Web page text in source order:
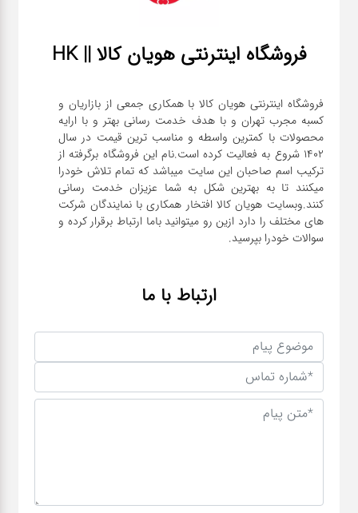
فروشگاه اینترنتی هویان کالا || HK
فروشگاه اینترنتی هویان کالا با همکاری جمعی از بازاریان و
کسبه مجرب تهران و با هدف خدمت رسانی بهتر و با ارایه
محصولات با کمترین واسطه و مناسب ترین قیمت در سال
1402 شروع به فعالیت کرده است.نام این فروشگاه برگرفته از
ترکیب اسم صاحبان این سایت میباشد که تمام تلاش خودرا
میکنند تا به بهترین شکل به شما عزیزان خدمت رسانی
کنند.وبسایت هویان کالا افتخار همکاری با نمایندگان شرکت
های مختلف را دارد ازین رو میتوانید باما ارتباط برقرار کرده و
سوالات خودرا بپرسید.
ارتباط با ما